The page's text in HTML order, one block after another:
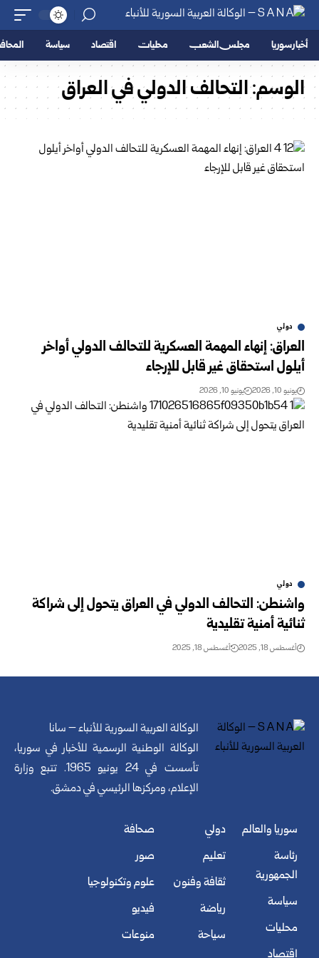
أخبار سوريا مجلس الشعب محليات اقتصاد سياسة
الوسم:التحالف الدولي في العراق
دولي
العراق: إنهاء المهمة العسكرية للتحالف الدولي أواخر
أيلول استحقاق غير قابل للإرجاء
يونيو 10, 2026 يونيو 10, 2026
دولي
واشنطن: التحالف الدولي في العراق يتحول إلى شراكة
ثنائية أمنية تقليدية
أغسطس 18, 2025 أغسطس 18, 2025
الوكالة العربية السورية للأنباء – سانا
الوكالة الوطنية الرسمية للأخبار في سوريا،
تأسست في 24 يونيو 1965. تتبع وزارة
الإعلام، ومركزها الرئيسي في دمشق.
سوريا والعالم
رئاسة
الجمهورية
سياسة
محليات
اقتصاد
دولي
تعليم
ثقافة وفنون
رياضة
سياحة
صحافة
صور
علوم وتكنولوجيا
فيديو
منوعات